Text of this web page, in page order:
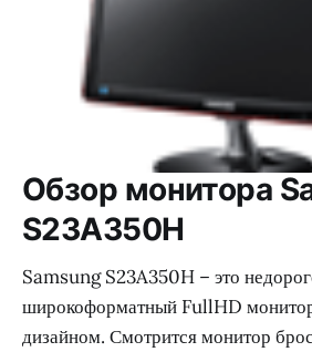
Обзор монитора
S23A350H
Samsung S23A350H – это
широкоформатный FullHD
дизайном. Смотрится монитор